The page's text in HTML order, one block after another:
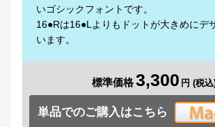
いゴシックフォントです。
16●Rは16●Lよりもドットが大きめにデ
います。
標準価格 3,300
単品でのご購入はこちら